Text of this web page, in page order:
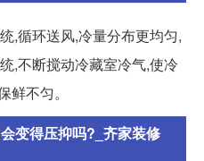
,循环送风,冷量分布更均匀,
,不断搅动冷藏室冷气,使冷
不匀。
变得压抑吗?_齐家装修